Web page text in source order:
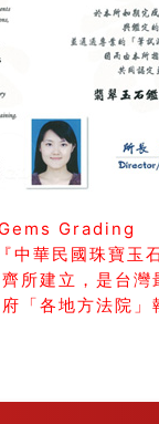
Grading
華民國珠寶玉
所建立，是台灣
「各地方法院」